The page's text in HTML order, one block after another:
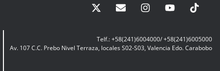
Telf.: +58(241)6004000/ +58(241)6005000
Av. 107 C.C. Prebo Nivel Terraza, locales S02-S03, Valencia Edo. Carabobo